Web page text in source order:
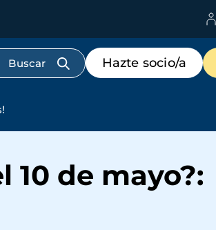
Menú
de
destacados
Hazte socio/a
10 de mayo?: